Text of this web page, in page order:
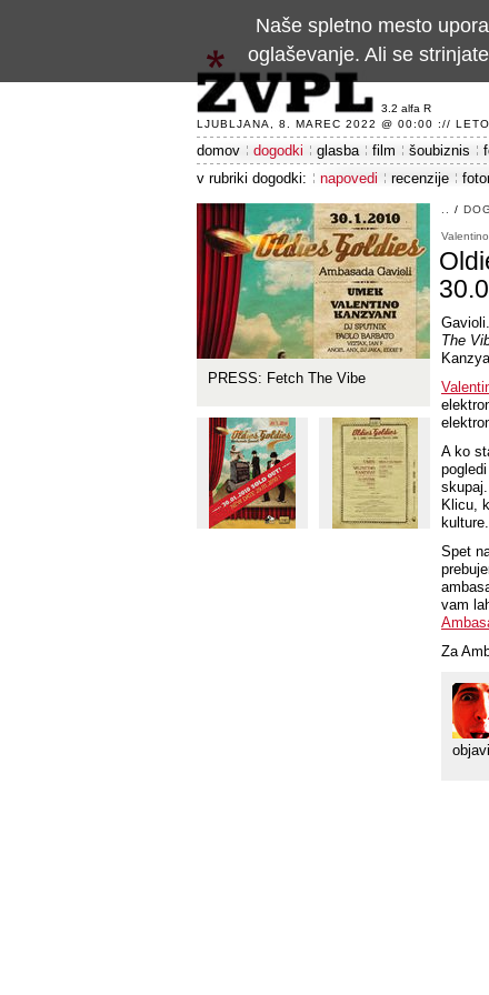
3.2 alfa R
LJUBLJANA, 8. MAREC 2022 @ 00:00 ://
domov dogodki glasba film šoubiznis
v rubriki dogodki:
napovedi recenzije
/
The
A ko
Klicu,
kulture.
Spet
vam
Za
objavil
PRESS: Fetch The Vibe
Naše spletno mesto
oglaševanje. Ali se